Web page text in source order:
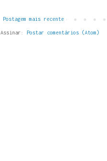
Postagem mais recente
Assinar: Postar comentários (Atom)